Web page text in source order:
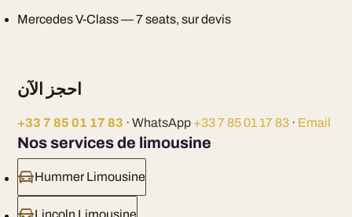
Mercedes V-Class — 7 seats, sur devis
احجز الآن
+33 7 85 01 17 83 · WhatsApp +33 7 85 01 17 83· Email
Nos services de limousine
Hummer Limousine
Lincoln Limousine